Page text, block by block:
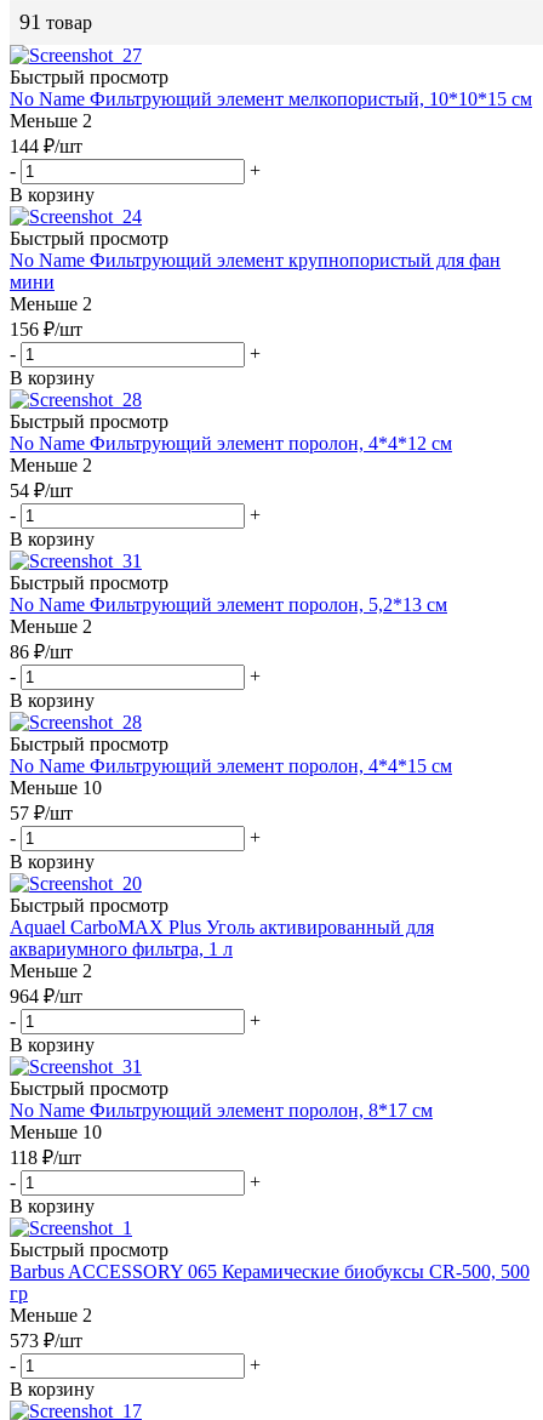
91 товар
Быстрый просмотр
No Name Фильтрующий элемент мелкопористый, 10*10*15 см
Меньше 2
144 ₽/шт
-
+
В корзину
Быстрый просмотр
No Name Фильтрующий элемент крупнопористый для фан
мини
Меньше 2
156 ₽/шт
-
+
В корзину
Быстрый просмотр
No Name Фильтрующий элемент поролон, 4*4*12 см
Меньше 2
54 ₽/шт
-
+
В корзину
Быстрый просмотр
No Name Фильтрующий элемент поролон, 5,2*13 см
Меньше 2
86 ₽/шт
-
+
В корзину
Быстрый просмотр
No Name Фильтрующий элемент поролон, 4*4*15 см
Меньше 10
57 ₽/шт
-
+
В корзину
Быстрый просмотр
Aquael CarboMAX Plus Уголь активированный для
аквариумного фильтра, 1 л
Меньше 2
964 ₽/шт
-
+
В корзину
Быстрый просмотр
No Name Фильтрующий элемент поролон, 8*17 см
Меньше 10
118 ₽/шт
-
+
В корзину
Быстрый просмотр
Barbus ACCESSORY 065 Керамические биобуксы CR-500, 500
гр
Меньше 2
573 ₽/шт
-
+
В корзину